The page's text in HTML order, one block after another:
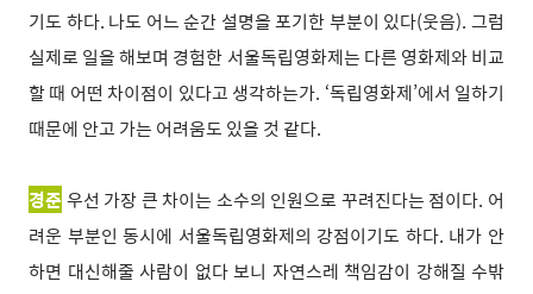
기도 하다. 나도 어느 순간 설명을 포기한 부분이 있다(웃음). 그럼
실제로 일을 해보며 경험한 서울독립영화제는 다른 영화제와 비교
할 때 어떤 차이점이 있다고 생각하는가. ‘독립영화제’에서 일하기
때문에 안고 가는 어려움도 있을 것 같다.
경준우선 가장 큰 차이는 소수의 인원으로 꾸려진다는 점이다. 어
려운 부분인 동시에 서울독립영화제의 강점이기도 하다. 내가 안
하면 대신해줄 사람이 없다 보니 자연스레 책임감이 강해질 수밖